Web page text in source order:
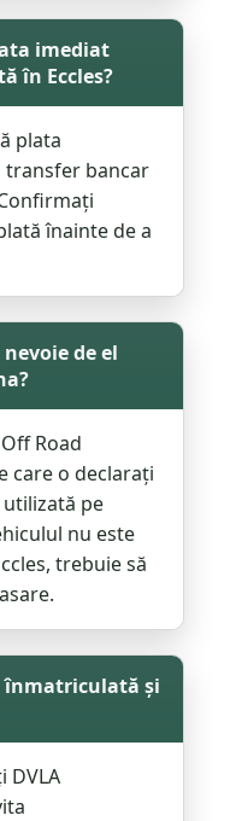
imediat
în Eccles?
plata
transfer bancar
înainte de a
de el
Road
care o declarați
utilizată pe
nu este
trebuie să
înmatriculată și
DVLA